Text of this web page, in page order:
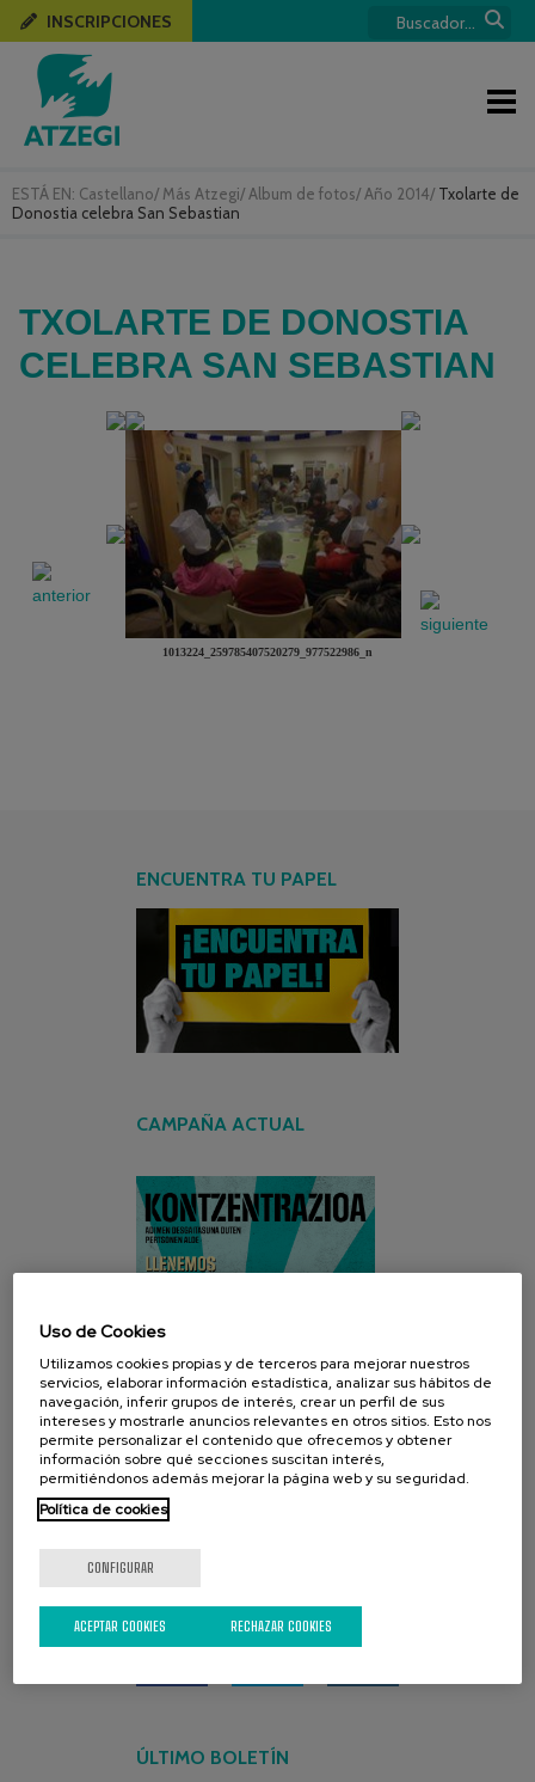
ESTÁ EN: Castellano/ Más Atzegi/ Album de fotos/ Año 2014/ Txolarte de
Donostia celebra San Sebastian
INSCRIPCIONES
TXOLARTE DE DONOSTIA
CELEBRA SAN SEBASTIAN
1013224_259785407520279_977522986_n
ENCUENTRA TU PAPEL
CAMPAÑA ACTUAL
REDES SOCIALES
ÚLTIMO BOLETÍN
Uso de Cookies
Utilizamos cookies propias y de terceros para mejorar nuestros
servicios, elaborar información estadística, analizar sus hábitos de
navegación, inferir grupos de interés, crear un perfil de sus
intereses y mostrarle anuncios relevantes en otros sitios. Esto nos
permite personalizar el contenido que ofrecemos y obtener
información sobre qué secciones suscitan interés,
permitiéndonos además mejorar la página web y su seguridad.
Política de cookies
CONFIGURAR
RECHAZAR COOKIES
ACEPTAR COOKIES